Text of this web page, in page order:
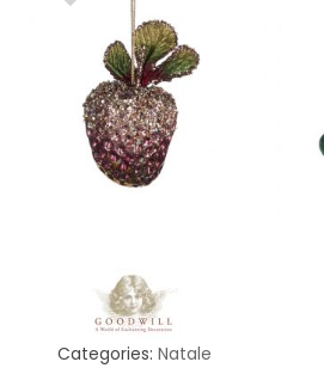
Categories: Natale